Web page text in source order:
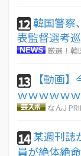
12韓国警察
表監督選考
厳選！韓
13
【動画
ｗｗｗｗｗ
なんJ
14 某週刊誌
員が絶体絶